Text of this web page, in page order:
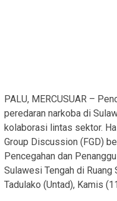
PALU, MERCUSUAR –
peredaran narkoba di
kolaborasi lintas sektor.
Group Discussion (FGD)
Pencegahan dan
Sulawesi Tengah di
Tadulako (Untad), Kamis